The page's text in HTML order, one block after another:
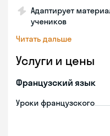
Адаптирует
учеников
Читать дальше
Услуги и цены
Французский язык
Уроки французского